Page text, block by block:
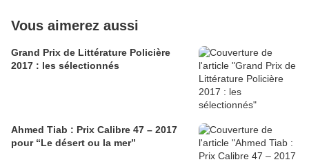
Vous aimerez aussi
Grand Prix de Littérature Policière
2017 : les sélectionnés
Ahmed Tiab : Prix Calibre 47 – 2017
pour “Le désert ou la mer”